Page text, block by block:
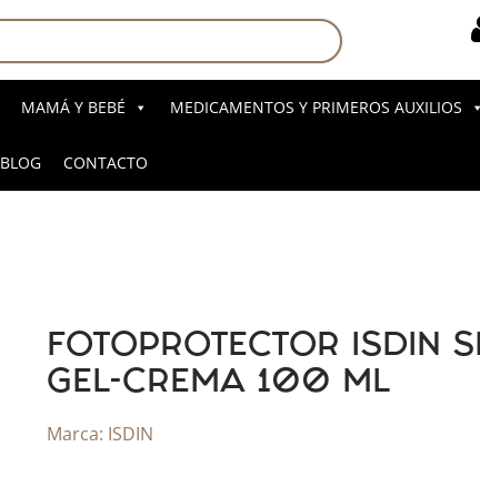
MAMÁ Y BEBÉ MEDICAMENTOS Y PRIMEROS AUXILIOS
BLOG CONTACTO
FOTOPROTECTOR ISDIN
GEL-CREMA 100 ML
Marca: ISDIN